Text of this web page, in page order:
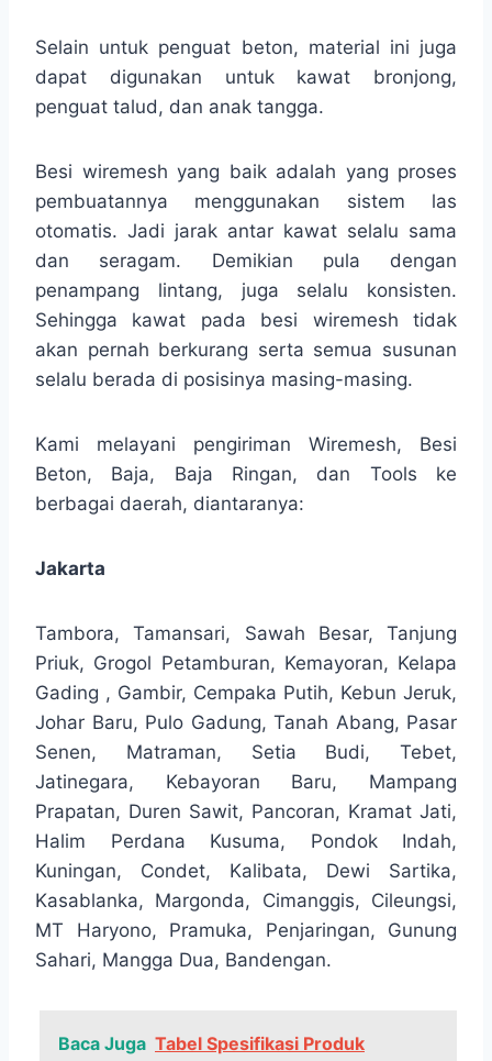
Selain untuk penguat beton, material ini juga
dapat digunakan untuk kawat bronjong,
penguat talud, dan anak tangga.
Besi wiremesh yang baik adalah yang proses
pembuatannya menggunakan sistem las
otomatis. Jadi jarak antar kawat selalu sama
dan seragam. Demikian pula dengan
penampang lintang, juga selalu konsisten.
Sehingga kawat pada besi wiremesh tidak
akan pernah berkurang serta semua susunan
selalu berada di posisinya masing-masing.
Kami melayani pengiriman Wiremesh, Besi
Beton, Baja, Baja Ringan, dan Tools ke
berbagai daerah, diantaranya:
Jakarta
Tambora, Tamansari, Sawah Besar, Tanjung
Priuk, Grogol Petamburan, Kemayoran, Kelapa
Gading , Gambir, Cempaka Putih, Kebun Jeruk,
Johar Baru, Pulo Gadung, Tanah Abang, Pasar
Senen, Matraman, Setia Budi, Tebet,
Jatinegara, Kebayoran Baru, Mampang
Prapatan, Duren Sawit, Pancoran, Kramat Jati,
Halim Perdana Kusuma, Pondok Indah,
Kuningan, Condet, Kalibata, Dewi Sartika,
Kasablanka, Margonda, Cimanggis, Cileungsi,
MT Haryono, Pramuka, Penjaringan, Gunung
Sahari, Mangga Dua, Bandengan.
Baca Juga Tabel Spesifikasi Produk